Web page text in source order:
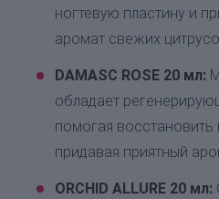
ногтевую пластину и
аромат свежих
DAMASC ROSE 20 мл:
обладает
помогая
придавая приятный
ORCHID ALLURE 20 мл: